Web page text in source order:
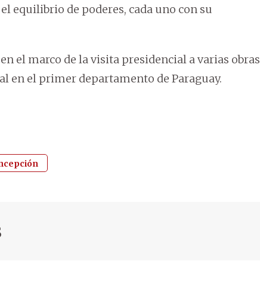
equilibrio de poderes, cada uno con su
el marco de la visita presidencial a varias obras
en el primer departamento de Paraguay.